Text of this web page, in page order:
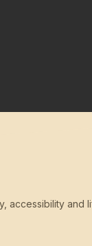
accessibility and